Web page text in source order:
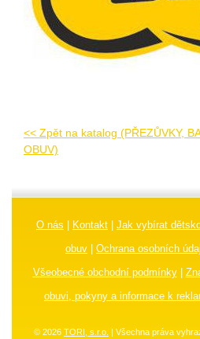
<< Zpět na katalog (PŘEZŮVKY,
OBUV)
O nás Kontakt Jak vybírat
obuv
Ochrana osobních
Všeobecné obchodní podmínky|
obuvi, pokyny a informace k
© 2026 TORI, s.r.o. | Všechna práva